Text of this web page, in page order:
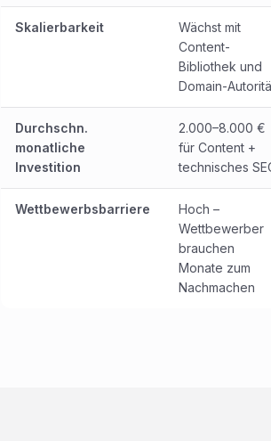
Skalierbarkeit
Wächst mit
Content-
Bibliothek und
Domain-
Durchschn.
monatliche
Investition
2.000–8.000 €
für Content +
technisches
Wettbewerbsbarriere
Hoch –
Wettbewerber
brauchen
Monate zum
Nachmachen